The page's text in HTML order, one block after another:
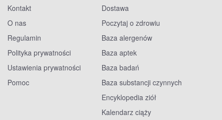
Kontakt
O nas
Regulamin
Polityka prywatności
Ustawienia prywatności
Pomoc
Dostawa
Poczytaj o zdrowiu
Baza alergenów
Baza aptek
Baza badań
Baza substancji czynnych
Encyklopedia ziół
Kalendarz ciąży